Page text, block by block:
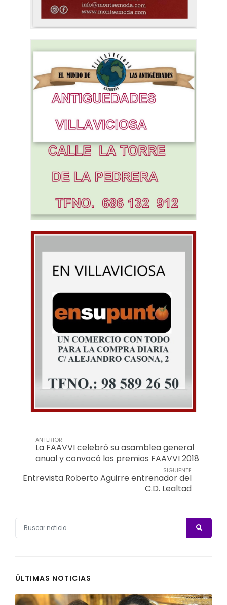
ANTERIOR
La FAAVVI celebró su asamblea general
anual y convocó los premios FAAVVI 2018
SIGUIENTE
Entrevista Roberto Aguirre entrenador del
C.D. Lealtad
ÚLTIMAS NOTICIAS